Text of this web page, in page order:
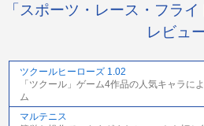
「スポーツ・レース・フラ
レビュ
ツクールヒーローズ 1.02
「ツクール」ゲーム4作品の人気キャラに
ム
マルテニス